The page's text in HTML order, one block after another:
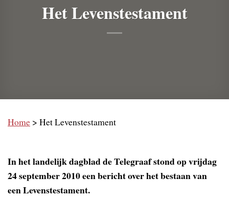
Het Levenstestament
Home > Het Levenstestament
In het landelijk dagblad de Telegraaf stond op vrijdag
24 september 2010 een bericht over het bestaan van
een Levenstestament.